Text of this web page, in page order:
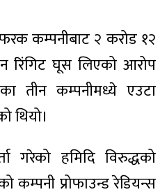
कम्पनीबाट २ करोड १२
रिंगिट घूस लिएको आरोप
तीन कम्पनीमध्ये एउटा
थियो।
गरेको हमिदि विरुद्धको
कम्पनी प्रोफाउन्ड रेडियन्स